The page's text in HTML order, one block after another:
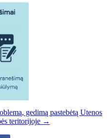
gedimą pastebėtą Utenos
teritorijoje →